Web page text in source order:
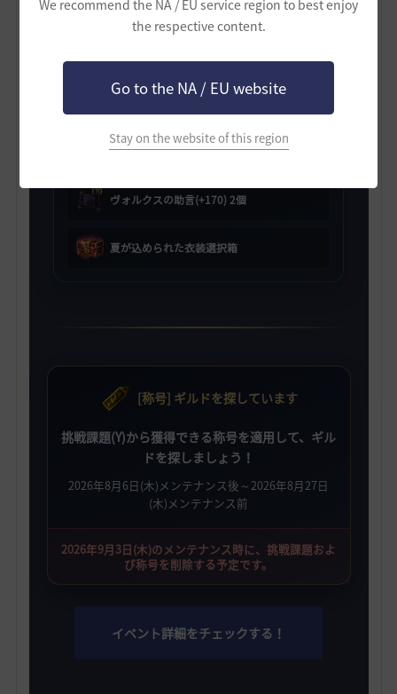
We recommend the NA / EU service region to best enjoy
the respective content.
Go to the NA / EU website
Stay on the website of this region
ヴォルクスの助言(+160) 2個
ヴォルクスの助言(+170) 2個
夏が込められた衣装選択箱
[称号] ギルドを探しています
挑戦課題(Y)から獲得できる称号を適用して、ギル
ドを探しましょう！
2026年8月6日(木)メンテナンス後～2026年8月27日
(木)メンテナンス前
2026年9月3日(木)のメンテナンス時に、挑戦課題およ
び称号を削除する予定です。
イベント詳細をチェックする！